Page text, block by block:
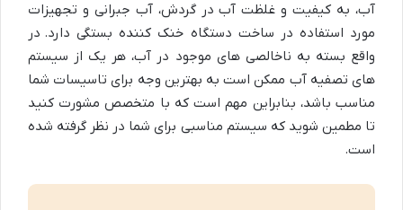
آب، به کیفیت و غلظت آب در گردش، آب جبرانی و تجهیزات
مورد استفاده در ساخت دستگاه خنک کننده بستگی دارد. در
واقع بسته به ناخالصی های موجود در آب، هر یک از سیستم
های تصفیه آب ممکن است به بهترین وجه برای تاسیسات شما
مناسب باشد، بنابراین مهم است که با متخصص مشورت کنید
تا مطمین شوید که سیستم مناسبی برای شما در نظر گرفته شده
است.